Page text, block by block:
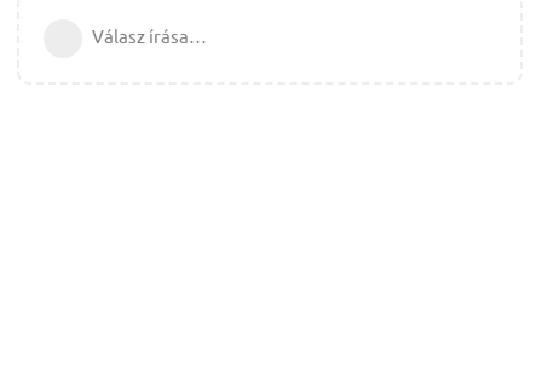
Válasz írása…